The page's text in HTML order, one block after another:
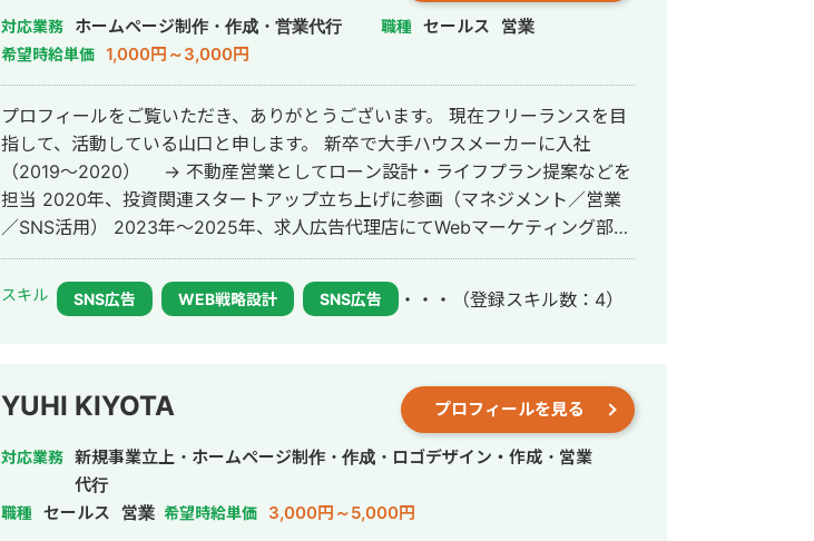
対応業務 ホームページ制作・作成・営業代行 職種 セールス 営業
希望時給単価 1,000円～3,000円
プロフィールをご覧いただき、ありがとうございます。 現在フリーランスを目
指して、活動している山口と申します。 新卒で大手ハウスメーカーに入社
（2019〜2020） → 不動産営業としてローン設計・ライフプラン提案などを
担当 2020年、投資関連スタートアップ立ち上げに参画（マネジメント／営業
／SNS活用） 2023年〜2025年、求人広告代理店にてWebマーケティング部門
へ → 営業とディレクションを兼任しており、営業しつつ企業HPや採用サイ
トの企画〜ディレクションまで幅広く対応ができます。 また営業の傍らMeta広
告の案件の運用も行なっていた。 現在、Webプラットフォーム企業にて法人営
リエイティブ提案まで一貫して対応しています。 稼働時間： 平日：１９時以
降〜 土日祝：柔軟に対応可
スキル SNS広告 WEB戦略設計 SNS広告 ・・・ （登録スキル数：4）
YUHI KIYOTA プロフィールを見る
対応業務 新規事業立上・ホームページ制作・作成・ロゴデザイン・作成・営業
代行
職種 セールス 営業 希望時給単価 3,000円～5,000円